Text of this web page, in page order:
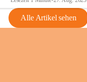
Alle Artikel sehen